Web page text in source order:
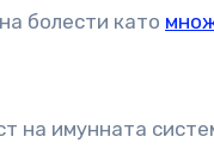
болести като
на имунната